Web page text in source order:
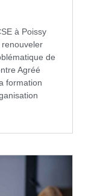
à Poissy
de
Agréé
formation